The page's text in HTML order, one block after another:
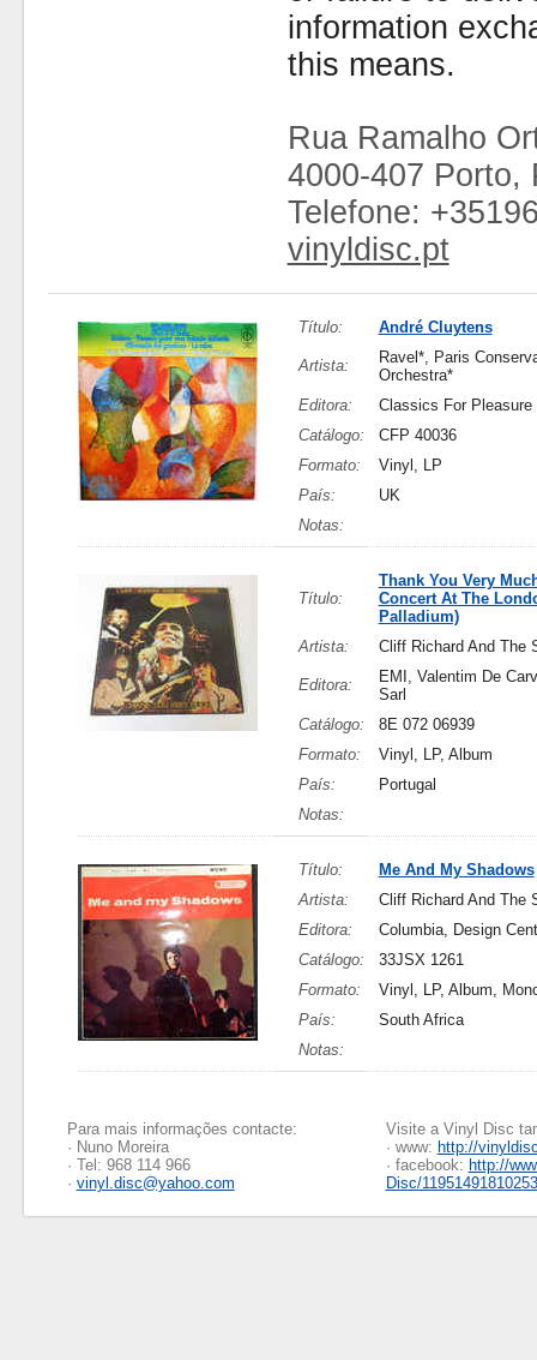
information
this means.
Rua Ramalho
4000-407 Porto,
Telefone:
vinyldisc.pt
Título: André Cluytens
Artista:
Ravel*, Paris
Orchestra*
Editora:
Classics For Pleasure
Catálogo:
CFP 40036
Formato:
Vinyl, LP
País:
UK
Notas:
Título:
Thank You Very
Concert At The
Palladium)
Artista:
Cliff Richard And The
Editora:
EMI, Valentim De
Sarl
Catálogo:
8E 072 06939
Formato:
Vinyl, LP, Album
País:
Portugal
Notas:
Título:
Me And My Shadows
Artista:
Cliff Richard And The
Editora:
Columbia, Design
Catálogo:
33JSX 1261
Formato:
Vinyl, LP, Album,
País:
South Africa
Notas:
Para mais informações contacte:
· Nuno Moreira
· Tel: 968 114 966
· vinyl.disc@yahoo.com
Visite a Vinyl Disc
· www: http://
· facebook: http://
Disc/